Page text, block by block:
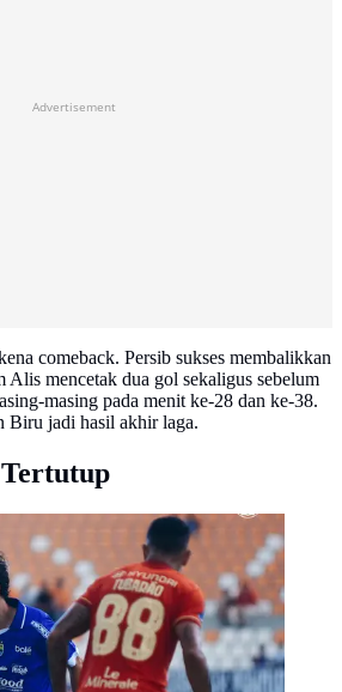
Advertisement
comeback. Persib sukses membalikkan
Alis mencetak dua gol sekaligus sebelum
masing pada menit ke-28 dan ke-38.
Biru jadi hasil akhir laga.
Bandung.
Bandung).